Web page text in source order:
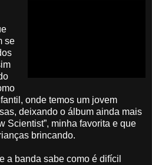
se
onde temos um jovem
deixando o álbum ainda mais
Scientist”, minha favorita e que
brincando.
a banda sabe como é difícil